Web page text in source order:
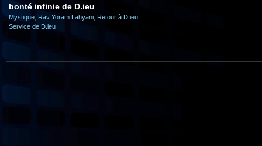
bonté infinie de D.ieu
Mystique Rav Yoram Lahyani Retour à D.ieu
Service de D.ieu